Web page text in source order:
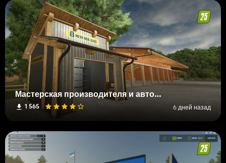
Мастерская производителя и автомагазин
1 565 6 дней назад